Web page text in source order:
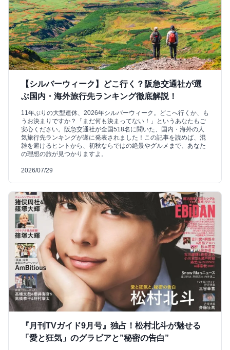
【シルバーウィーク】どこ行く？阪急交通社が選
ぶ国内・海外旅行先ランキング徹底解説！
11年ぶりの大型連休、2026年シルバーウィーク。どこへ行くか、も
うお決まりですか？「まだ何も決まってない！」というあなたもご
安心ください。阪急交通社が全国518名に聞いた、国内・海外の人
気旅行先ランキングが遂に発表されました！この記事を読めば、混
雑を避けるヒントから、初秋ならではの絶景やグルメまで、あなた
の理想の旅が見つかりますよ。
2026/07/29
『月刊TVガイド9月号』独占！松村北斗が魅せる
「愛と狂気」のグラビアと”秘密の告白”